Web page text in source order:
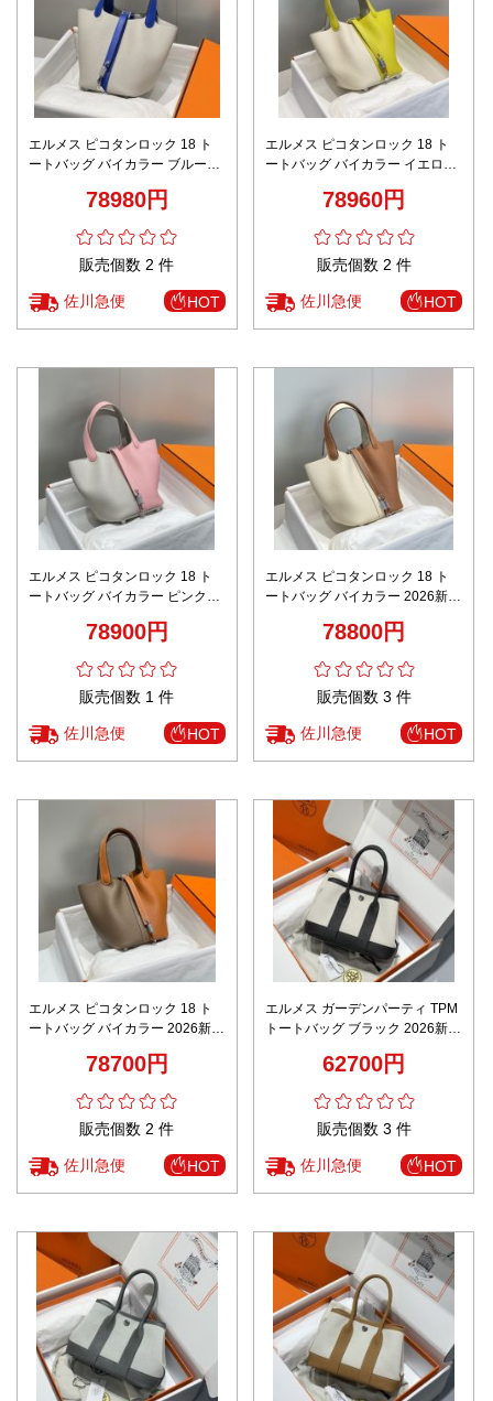
エルメス ピコタンロック 18 ト
ートバッグ バイカラー ブルー
用 精密ディテール 高級感仕上げ
78980円
販売個数 2 件
佐川急便 HOT
エルメス ピコタンロック 18 ト
ートバッグ バイカラー イエロー
用 精密ディテール 高級感仕上げ
78960円
販売個数 2 件
佐川急便 HOT
エルメス ピコタンロック 18 ト
ートバッグ バイカラー ピンク
精密ディテール 高級感仕上げ 秘
78900円
販売個数 1 件
佐川急便 HOT
エルメス ピコタンロック 18 ト
ートバッグ バイカラー 2026新作
ィテール 高級感仕上げ 秘密厳守
78800円
販売個数 3 件
佐川急便 HOT
エルメス ピコタンロック 18 ト
ートバッグ バイカラー 2026新作
用 精密ディテール 高級感仕上げ
78700円
販売個数 2 件
佐川急便 HOT
エルメス ガーデンパーティ TPM
トートバッグ ブラック 2026新作
密ディテール 高級感仕上げ 秘密
62700円
販売個数 3 件
佐川急便 HOT